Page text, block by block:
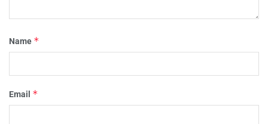
Name *
Email *